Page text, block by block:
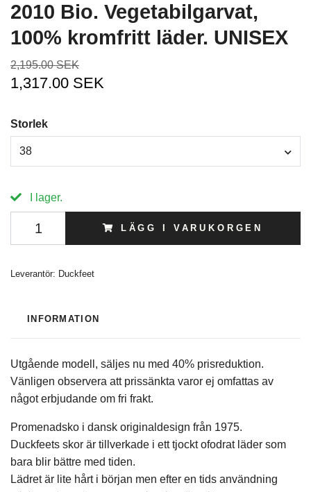
2010 Bio. Vegetabilgarvat,
100% kromfritt läder. UNISEX
2,195.00 SEK
1,317.00 SEK
Storlek
38
I lager.
LÄGG I VARUKORGEN
Leverantör: Duckfeet
INFORMATION
Utgående modell, säljes nu med 40% prisreduktion.
Vänligen observera att prissänkta varor ej omfattas av
något erbjudande om fri frakt.
Promenadsko i dansk originaldesign från 1975.
Duckfeets skor är tillverkade i ett tjockt ofodrat läder som
bara blir bättre med tiden.
Lädret är lite hårt i början men efter en tids användning